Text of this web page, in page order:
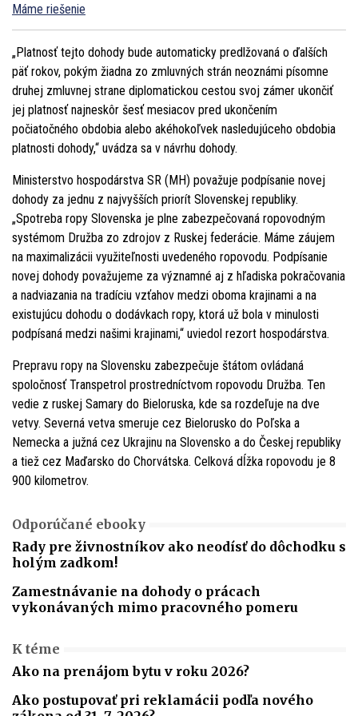
Máme riešenie
„Platnosť tejto dohody bude automaticky predlžovaná o ďalších
päť rokov, pokým žiadna zo zmluvných strán neoznámi písomne
druhej zmluvnej strane diplomatickou cestou svoj zámer ukončiť
jej platnosť najneskôr šesť mesiacov pred ukončením
počiatočného obdobia alebo akéhokoľvek nasledujúceho obdobia
platnosti dohody,“ uvádza sa v návrhu dohody.
Ministerstvo hospodárstva SR (MH) považuje podpísanie novej
dohody za jednu z najvyšších priorít Slovenskej republiky.
„Spotreba ropy Slovenska je plne zabezpečovaná ropovodným
systémom Družba zo zdrojov z Ruskej federácie. Máme záujem
na maximalizácii využiteľnosti uvedeného ropovodu. Podpísanie
novej dohody považujeme za významné aj z hľadiska pokračovania
a nadviazania na tradíciu vzťahov medzi oboma krajinami a na
existujúcu dohodu o dodávkach ropy, ktorá už bola v minulosti
podpísaná medzi našimi krajinami,“ uviedol rezort hospodárstva.
Prepravu ropy na Slovensku zabezpečuje štátom ovládaná
spoločnosť Transpetrol prostredníctvom ropovodu Družba. Ten
vedie z ruskej Samary do Bieloruska, kde sa rozdeľuje na dve
vetvy. Severná vetva smeruje cez Bielorusko do Poľska a
Nemecka a južná cez Ukrajinu na Slovensko a do Českej republiky
a tiež cez Maďarsko do Chorvátska. Celková dĺžka ropovodu je 8
900 kilometrov.
Odporúčané ebooky
Rady pre živnostníkov ako neodísť do dôchodku s
holým zadkom!
Zamestnávanie na dohody o prácach
vykonávaných mimo pracovného pomeru
K téme
Ako na prenájom bytu v roku 2026?
Ako postupovať pri reklamácii podľa nového